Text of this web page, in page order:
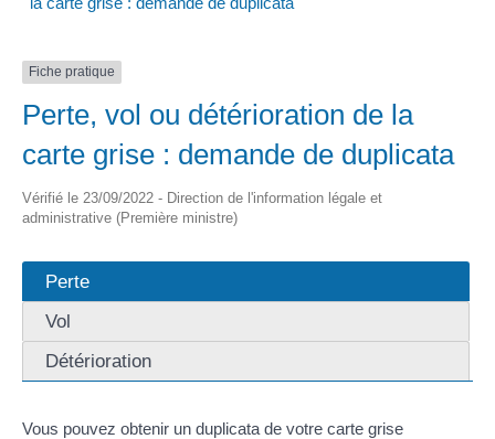
Fiche pratique
Perte, vol ou détérioration de la
carte grise : demande de duplicata
Vérifié le 23/09/2022 - Direction de l'information légale et
administrative (Première ministre)
Perte
Vol
Détérioration
Vous pouvez obtenir un duplicata de votre carte grise